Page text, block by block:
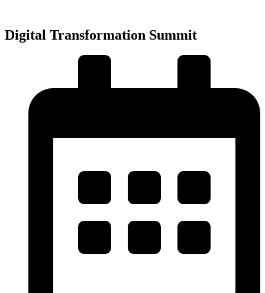
obsahu
Digital Transformation Summit